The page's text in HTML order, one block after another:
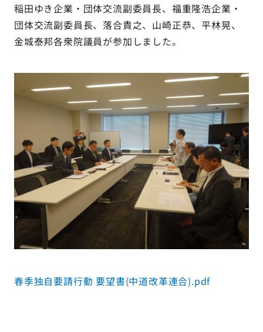
稲田ゆき企業・団体交流副委員長、福重隆浩企業・
団体交流副委員長、落合貴之、山崎正恭、平林晃、
金城泰邦各衆院議員が参加しました。
春季独自要請行動 要望書(中道改革連合).pdf